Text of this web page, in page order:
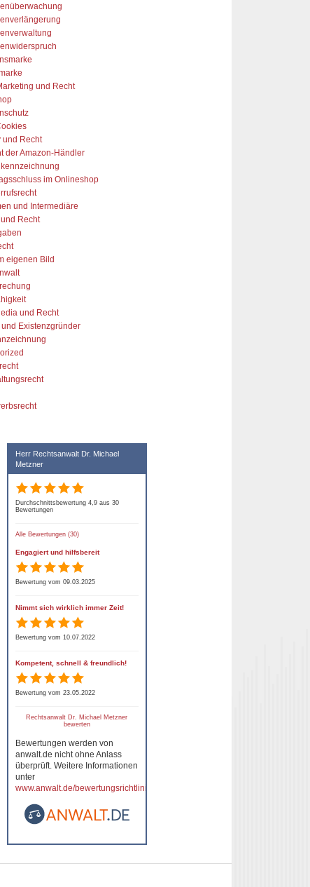
und Recht
und Recht
der Amazon-Händler
im Onlineshop
und Intermediäre
Recht
eigenen Bild
und Recht
Existenzgründer
Herr Rechtsanwalt Dr. Michael
Metzner
Durchschnittsbewertung 4,9 aus 30
Bewertungen
Alle Bewertungen (30)
Engagiert und hilfsbereit
Bewertung vom 09.03.2025
Nimmt sich wirklich immer Zeit!
Bewertung vom 10.07.2022
Kompetent, schnell & freundlich!
Bewertung vom 23.05.2022
Rechtsanwalt Dr. Michael Metzner
bewerten
Bewertungen werden von
anwalt.de nicht ohne Anlass
überprüft. Weitere Informationen
unter
www.anwalt.de/bewertungsrichtlinien